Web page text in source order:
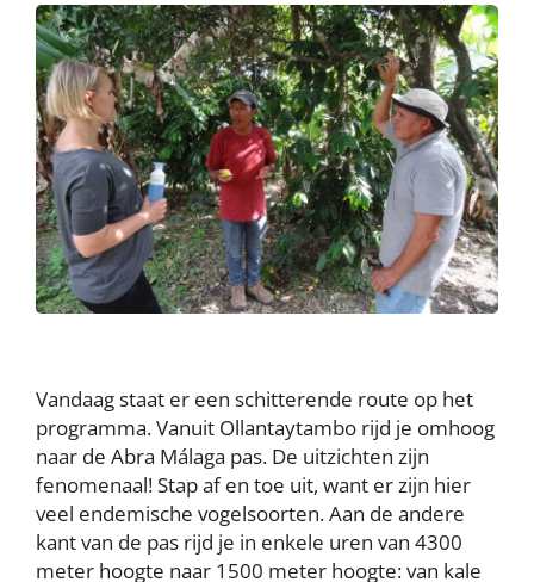
Vandaag staat er een schitterende route op het
programma. Vanuit Ollantaytambo rijd je omhoog
naar de Abra Málaga pas. De uitzichten zijn
fenomenaal! Stap af en toe uit, want er zijn hier
veel endemische vogelsoorten. Aan de andere
kant van de pas rijd je in enkele uren van 4300
meter hoogte naar 1500 meter hoogte: van kale